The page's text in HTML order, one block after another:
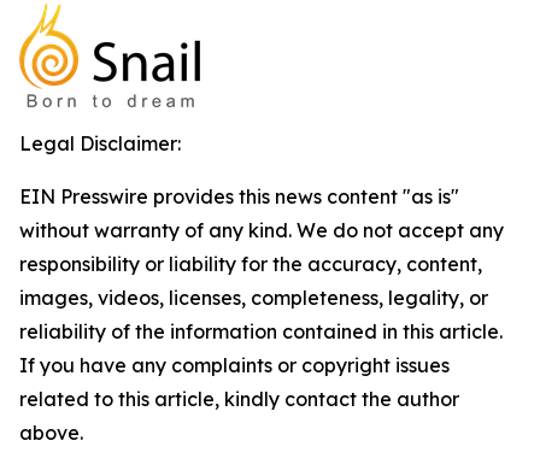
Legal Disclaimer:
EIN Presswire provides this news content "as is"
without warranty of any kind. We do not accept any
responsibility or liability for the accuracy, content,
images, videos, licenses, completeness, legality, or
reliability of the information contained in this article.
If you have any complaints or copyright issues
related to this article, kindly contact the author
above.